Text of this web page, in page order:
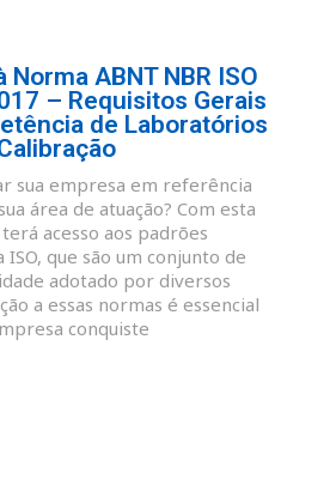
Norma ABNT NBR ISO
– Requisitos Gerais
de Laboratórios
sua empresa em referência
área de atuação? Com esta
acesso aos padrões
que são um conjunto de
adotado por diversos
a essas normas é essencial
conquiste